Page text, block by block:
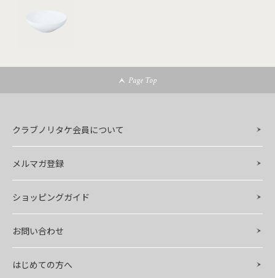
Page Top
クラブノリタケ会員について
メルマガ登録
ショッピングガイド
お問い合わせ
はじめての方へ